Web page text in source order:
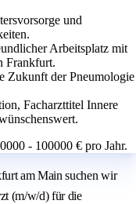
und
Arbeitsplatz mit
Frankfurt.
Zukunft der Pneumologie
Facharzttitel Innere
- 100000 € pro Jahr.
am Main suchen wir
(m/w/d) für die